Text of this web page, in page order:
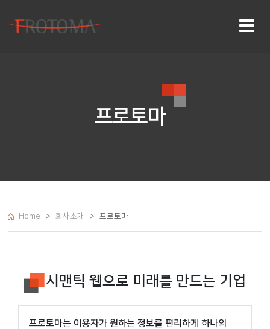
프로토마
Home 회사소개 프로토마
시맨틱 웹으로 미래를 만드는 기업
프로토마는 이용자가 원하는 정보를 편리하게 하나의